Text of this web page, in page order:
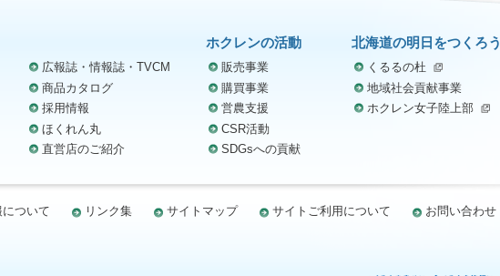
広報誌・情報誌・TVCM
商品カタログ
採用情報
ほくれん丸
直営店のご紹介
ホクレンの活動
販売事業
購買事業
営農支援
CSR活動
SDGsへの貢献
北海道の明日をつくろう
くるるの杜
地域社会貢献事業
ホクレン女子陸上部
ついて リンク集 サイトマップ サイトご利用について お問い合わせ